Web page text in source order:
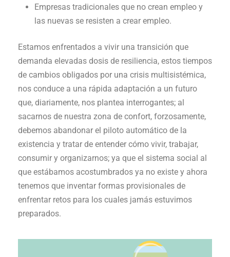
Empresas tradicionales que no crean empleo y
las nuevas se resisten a crear empleo.
Estamos enfrentados a vivir una transición que
demanda elevadas dosis de resiliencia, estos tiempos
de cambios obligados por una crisis multisistémica,
nos conduce a una rápida adaptación a un futuro
que, diariamente, nos plantea interrogantes; al
sacarnos de nuestra zona de confort, forzosamente,
debemos abandonar el piloto automático de la
existencia y tratar de entender cómo vivir, trabajar,
consumir y organizarnos; ya que el sistema social al
que estábamos acostumbrados ya no existe y ahora
tenemos que inventar formas provisionales de
enfrentar retos para los cuales jamás estuvimos
preparados.